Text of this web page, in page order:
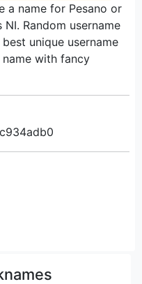
a name for Pesano or
Random username
unique username
with fancy